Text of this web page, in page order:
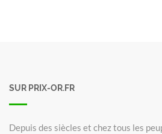
SUR PRIX-OR.FR
Depuis des siècles et chez tous les